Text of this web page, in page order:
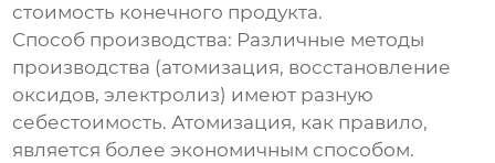
стоимость конечного продукта.
Способ производства: Различные методы
производства (атомизация, восстановление
оксидов, электролиз) имеют разную
себестоимость. Атомизация, как правило,
является более экономичным способом.